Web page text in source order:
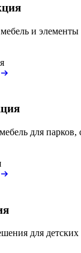
и элементы
для парков,
для